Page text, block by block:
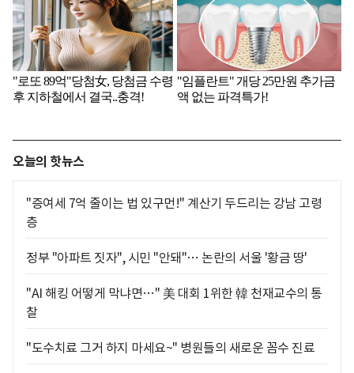
오늘의 핫뉴스
"증여세 7억 줄이는 법 있구먼!" 계산기 두드리는 강남 고령
층
정부 "아파트 짓자", 시민 "안돼"… 논란의 서울 '황금 땅'
"AI 해킹 어떻게 막냐면…" 美 대회 1위한 韓 천재교수의 통
찰
"도수치료 그거 하지 마세요~" 병원들의 새로운 꼼수 진료